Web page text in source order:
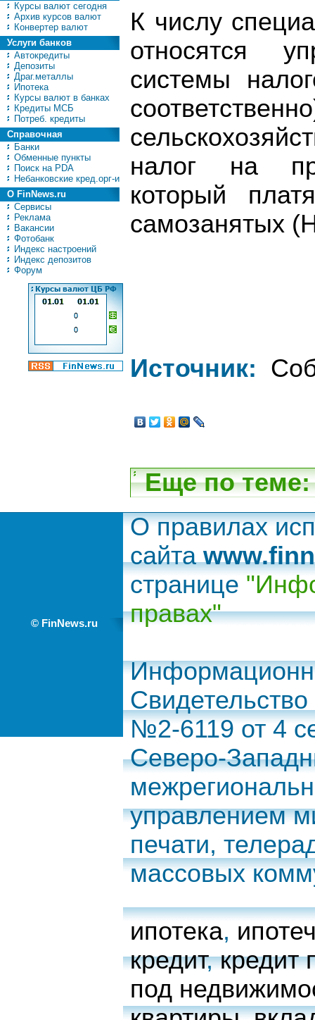
Курсы валют сегодня
Архив курсов валют
Конвертер валют
Услуги банков
Автокредиты
Депозиты
Драг.металлы
Ипотека
Курсы валют в банках
Кредиты МСБ
Потреб. кредиты
Справочная
Банки
Обменные пункты
Поиск на PDA
Небанковские кред.орг-и
О FinNews.ru
Сервисы
Реклама
Вакансии
Фотобанк
Индекс настроений
Индекс депозитов
Форум
К числу
относятся
системы
налог на
который
самозанятых
Источник:
Еще по теме:
© FinNews.ru
О правилах
сайта
странице
правах"
№2-6119 от 4
Северо-
управлением
печати,
массовых
ипотека,
кредит,кредит
под